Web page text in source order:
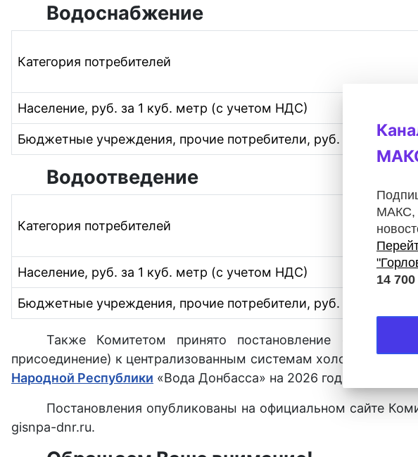
Водоснабжение
Категория потребителей
Население, руб. за 1 куб. метр (с учетом НДС)
Бюджетные учреждения, прочие потребители, руб. за 1 куб.
Водоотведение
Категория потребителей
Население, руб. за 1 куб. метр (с учетом НДС)
Бюджетные учреждения, прочие потребители, руб. за 1 куб.
Также Комитетом принято постановление от
присоединение) к централизованным системам холодного
Народной Республики «Вода Донбасса» на 2026 год».
Постановления опубликованы на официальном сайте
gisnpa-dnr.ru.
МАКС,
14 700